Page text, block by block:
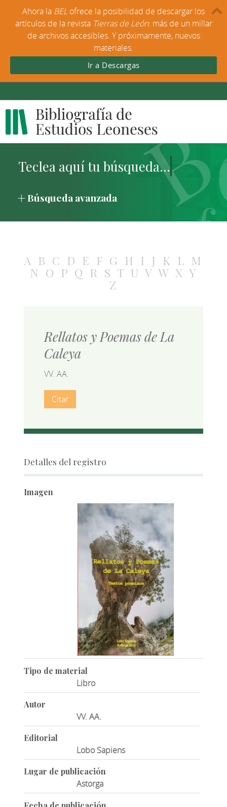
Búsqueda avanzada
A B C D E F G H I J K L M
N O P Q R S T U V W X Y
Z
Rellatos y Poemas de La
Caleya
VV. AA.
Citar
Detalles del registro
Imagen
Tipo de material
Libro
Autor
VV. AA.
Editorial
Lobo Sapiens
Lugar de publicación
Astorga
Ahora la BEL ofrece la posibilidad de descargar los
artículos de la revista Tierras de León: más de un millar
de archivos accesibles. Y próximamente, nuevos
materiales.
Ir a Descargas